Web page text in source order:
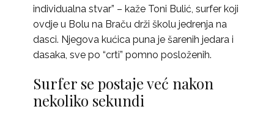
individualna stvar” – kaže Toni Bulić, surfer koji
ovdje u Bolu na Braču drži školu jedrenja na
dasci. Njegova kućica puna je šarenih jedara i
dasaka, sve po “crti” pomno posloženih.
Surfer se postaje već nakon
nekoliko sekundi